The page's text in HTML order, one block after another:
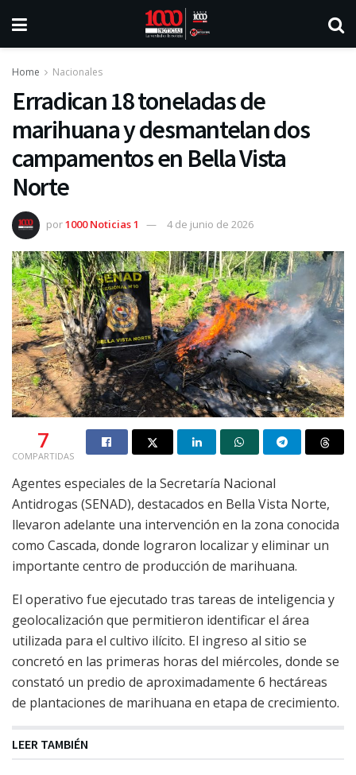
Home Nacionales
Erradican 18 toneladas de
marihuana y desmantelan dos
campamentos en Bella Vista
Norte
por1000 Noticias 1 4 de junio de 2026
7
COMPARTIDAS
Agentes especiales de la Secretaría Nacional
Antidrogas (SENAD), destacados en Bella Vista Norte,
llevaron adelante una intervención en la zona conocida
como Cascada, donde lograron localizar y eliminar un
importante centro de producción de marihuana.
El operativo fue ejecutado tras tareas de inteligencia y
geolocalización que permitieron identificar el área
utilizada para el cultivo ilícito. El ingreso al sitio se
concretó en las primeras horas del miércoles, donde se
constató un predio de aproximadamente 6 hectáreas
de plantaciones de marihuana en etapa de crecimiento.
LEER TAMBIÉN